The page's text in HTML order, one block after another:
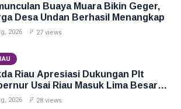
Buaya Muara Bikin Geger,
Desa Undan Berhasil Menangkap
2026 27 views
Riau Apresiasi Dukungan Plt
Usai Riau Masuk Lima Besar
Awards 2026
2026 28 views